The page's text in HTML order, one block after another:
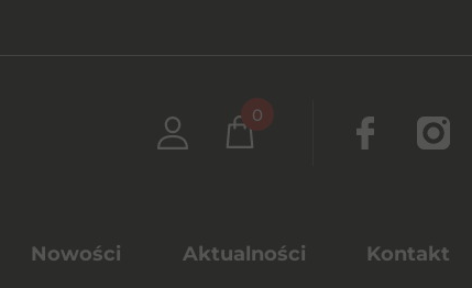
0
Nowości Aktualności Kontakt